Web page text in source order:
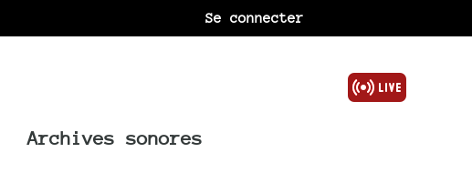
Se connecter
Archives sonores